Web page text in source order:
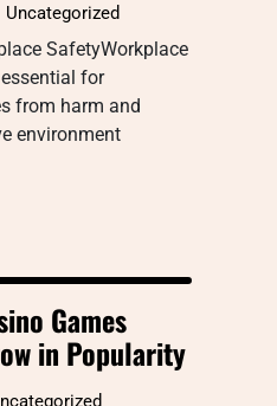
Uncategorized
SafetyWorkplace
for
from harm and
environment
Games
in Popularity